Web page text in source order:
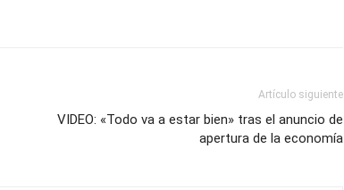
Artículo siguiente
VIDEO: «Todo va a estar bien» tras el anuncio de
apertura de la economía